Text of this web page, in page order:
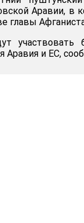
Аравии, в
главы
участвовать
и ЕС,